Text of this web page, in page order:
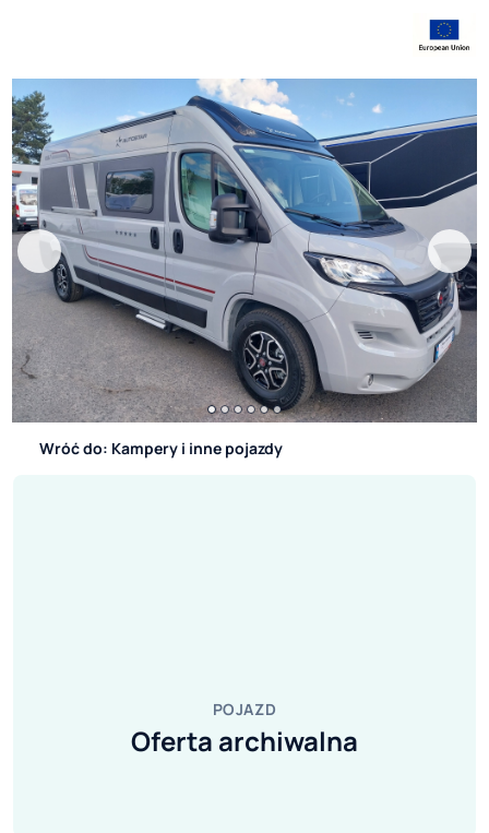
Wróć do: Kampery i inne pojazdy
POJAZD
Oferta archiwalna